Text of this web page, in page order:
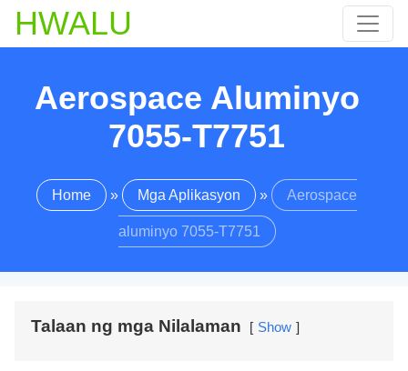
HWALU
Aerospace Aluminyo
7055-T7751
Home » Mga Aplikasyon » Aerospace
aluminyo 7055-T7751
Talaan ng mga Nilalaman Show